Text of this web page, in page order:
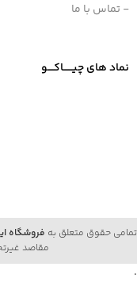
- تماس با ما
نماد های چیــــــاکــــو
تمامی حقوق متعلق به فروشگاه
مقاصد
.